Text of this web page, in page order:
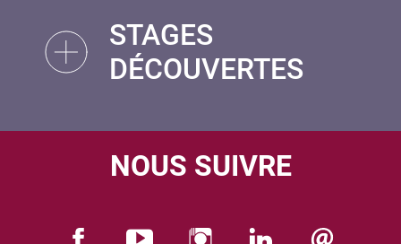
STAGES
DÉCOUVERTES
NOUS SUIVRE